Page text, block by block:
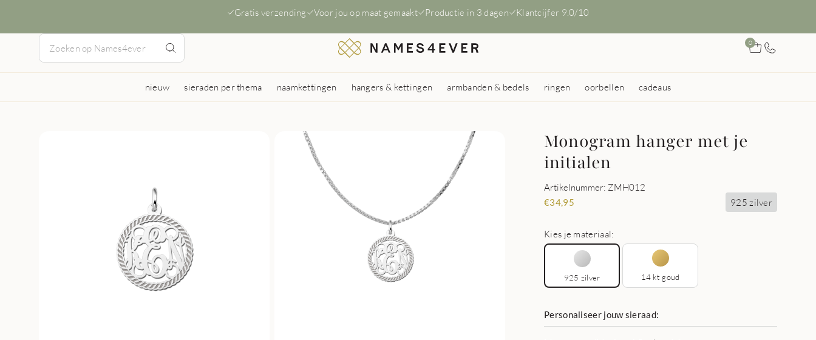
Gratis verzending Voor jou op maat gemaakt Productie in 3 dagen Klantcijfer 9.0/10
0
nieuw sieraden per thema naamkettingen hangers & kettingen armbanden & bedels ringen oorbellen cadeaus
Monogram hanger met je
initialen
Artikelnummer: ZMH012
€34,95 925 zilver
Kies je materiaal:
925 zilver 14 kt goud
Personaliseer jouw sieraad: